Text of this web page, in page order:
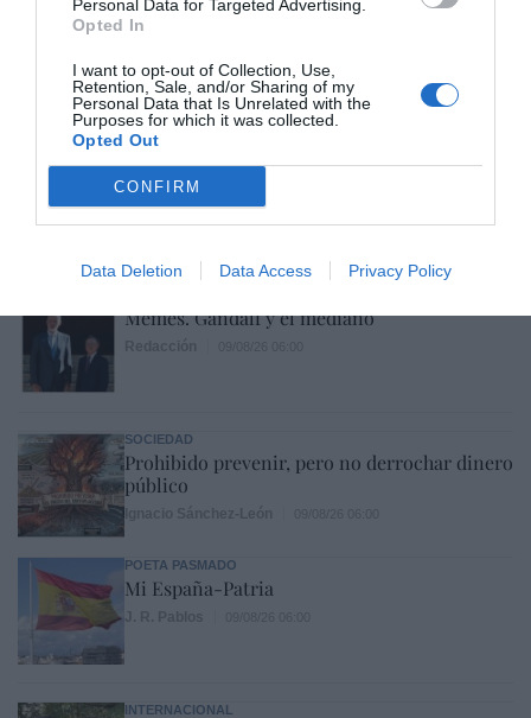
Personal Data for Targeted Advertising.
Opted In
I want to opt-out of Collection, Use,
Retention, Sale, and/or Sharing of my
Personal Data that Is Unrelated with the
Purposes for which it was collected.
Opted Out
CONFIRM
Data Deletion Data Access Privacy Policy
LA RESISTENCIA
al rey Alfonso XIII
Javier Paredes 09/08/26 06:00
SOCIEDAD
Somalia. Se intensifica la persecución a los
cristianos: “Es casi imposible que se reúnan
en un mismo lugar”
José Ángel Gutiérrez 09/08/26 06:00
Memes. Gandalf y el mediano
SOCIEDAD
Prohibido prevenir, pero no derrochar dinero
público
POETA PASMADO
Mi España-Patria
INTERNACIONAL